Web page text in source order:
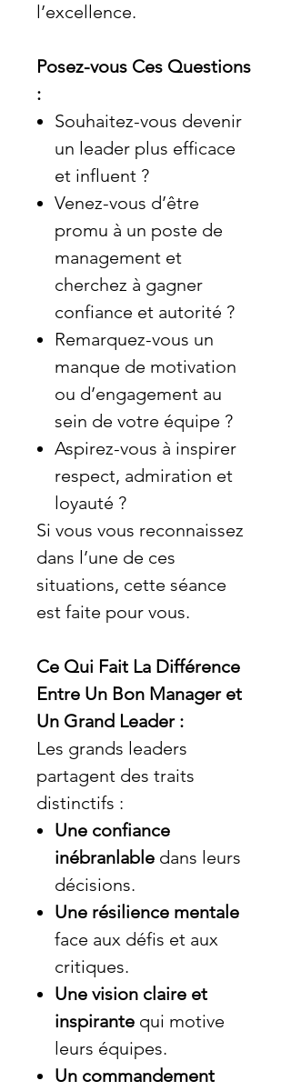
l’excellence.
Posez-vous Ces Questions
:
Souhaitez-vous devenir
un leader plus efficace
et influent ?
Venez-vous d’être
promu à un poste de
management et
cherchez à gagner
confiance et autorité ?
Remarquez-vous un
manque de motivation
ou d’engagement au
sein de votre équipe ?
Aspirez-vous à inspirer
respect, admiration et
loyauté ?
Si vous vous reconnaissez
dans l’une de ces
situations, cette séance
est faite pour vous.
Ce Qui Fait La Différence
Entre Un Bon Manager et
Un Grand Leader :
Les grands leaders
partagent des traits
distinctifs :
Une confiance
inébranlable dans leurs
décisions.
Une résilience mentale
face aux défis et aux
critiques.
Une vision claire et
inspirante qui motive
leurs équipes.
Un commandement